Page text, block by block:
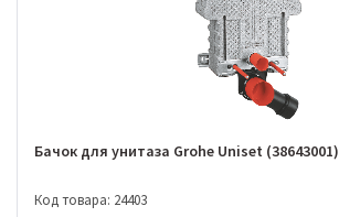
Бачок для унитаза Grohe Uniset (38643001)
Код товара: 24403